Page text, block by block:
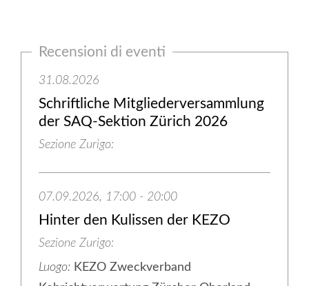
Recensioni di eventi
31.08.2026
Schriftliche Mitgliederversammlung
der SAQ-Sektion Zürich 2026
Sezione Zurigo
07.09.2026, 17:00 - 20:00
Hinter den Kulissen der KEZO
Sezione Zurigo
Luogo: KEZO Zweckverband